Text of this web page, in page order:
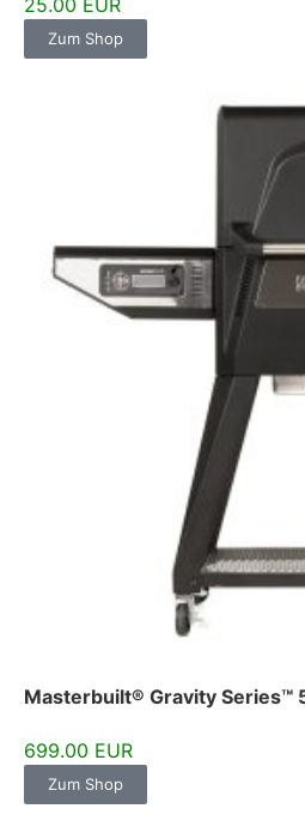
25.00 EUR
Zum Shop
Masterbuilt® Gravity Series™
699.00 EUR
Zum Shop